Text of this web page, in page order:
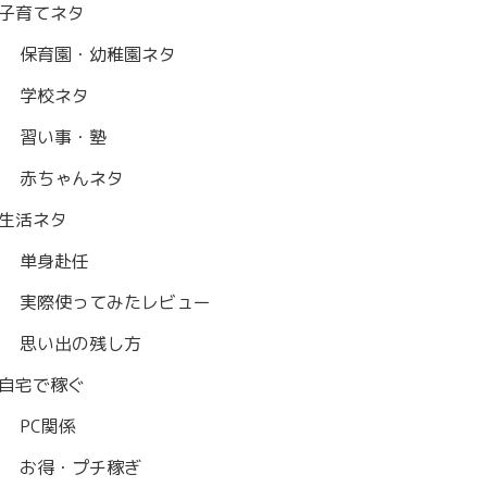
育てネタ
保育園・幼稚園ネタ
学校ネタ
習い事・塾
赤ちゃんネタ
活ネタ
単身赴任
実際使ってみたレビュー
思い出の残し方
宅で稼ぐ
PC関係
お得・プチ稼ぎ